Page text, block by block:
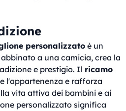
personalizzatoè un
a una camicia, crea la
e prestigio. Il ricamo
l'appartenenza e rafforza
vita attiva dei bambini e ai
personalizzato significa